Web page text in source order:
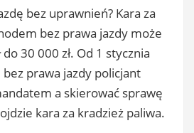
bez uprawnień? Kara za
bez prawa jazdy może
30 000 zł. Od 1 stycznia
prawa jazdy policjant
a skierować sprawę
kara za kradzież paliwa.